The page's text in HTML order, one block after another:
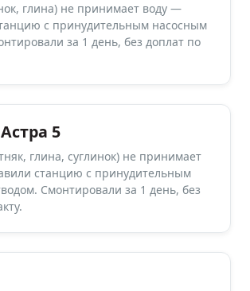
глина) не принимает воду —
с принудительным насосным
за 1 день, без доплат по
5
глина, суглинок) не принимает
станцию с принудительным
Смонтировали за 1 день, без